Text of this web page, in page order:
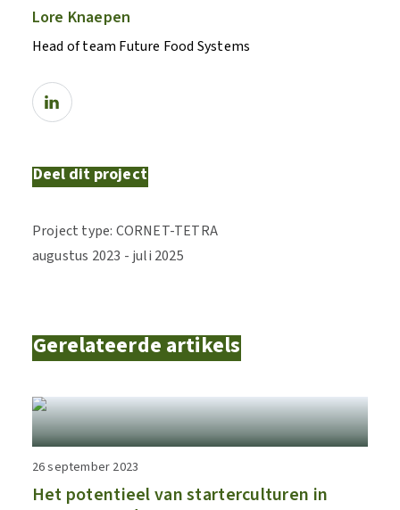
Lore Knaepen
Head of team Future Food Systems
Deel dit project
Project type: CORNET-TETRA
augustus 2023 - juli 2025
Gerelateerde artikels
26 september 2023
Het potentieel van starterculturen in